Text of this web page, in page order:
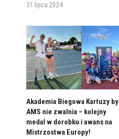
31 lipca 2024
Akademia Biegowa Kartuzy by
AMS nie zwalnia – kolejny
medal w dorobku i awans na
Mistrzostwa Europy!